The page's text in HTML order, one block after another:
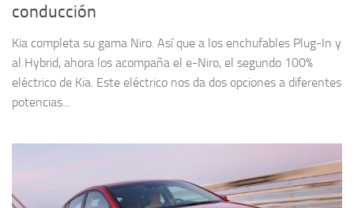
conducción
Kia completa su gama Niro. Así que a los enchufables Plug-In y
al Hybrid, ahora los acompaña el e-Niro, el segundo 100%
eléctrico de Kia. Este eléctrico nos da dos opciones a diferentes
potencias...